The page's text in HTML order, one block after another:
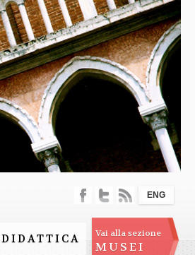
DIDATTICA Vai alla sezione
MUSEI
ENG